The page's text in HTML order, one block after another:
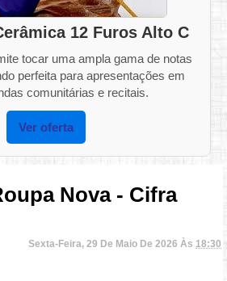
12 Furos Alto C
tocar uma ampla gama de notas
perfeita para apresentações em
comunitárias e recitais.
Ver oferta
Nova - Cifra
Sexta-Feira, 29 De Maio De 2026 Às 18:30